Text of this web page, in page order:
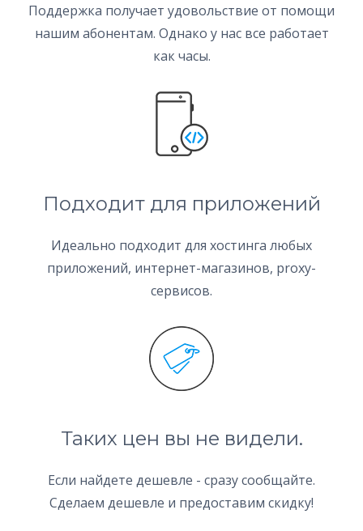
Поддержка получает удовольствие от помощи
нашим абонентам. Однако у нас все работает
как часы.
Подходит для приложений
Идеально подходит для хостинга любых
приложений, интернет-магазинов, proxy-
сервисов.
Таких цен вы не видели.
Если найдете дешевле - сразу сообщайте.
Сделаем дешевле и предоставим скидку!